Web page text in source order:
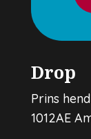
Drop
Prins
1012AE